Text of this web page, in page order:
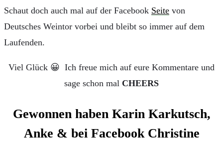
Schaut doch auch mal auf der Facebook Seite von
Deutsches Weintor vorbei und bleibt so immer auf dem
Laufenden.
Viel Glück 😀 Ich freue mich auf eure Kommentare und
sage schon mal CHEERS
Gewonnen haben Karin Karkutsch,
Anke & bei Facebook Christine